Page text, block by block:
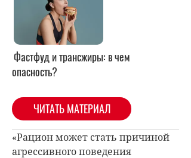
Фастфуд и трансжиры: в чем
опасность?
ЧИТАТЬ МАТЕРИАЛ
«Рацион может стать причиной
агрессивного поведения